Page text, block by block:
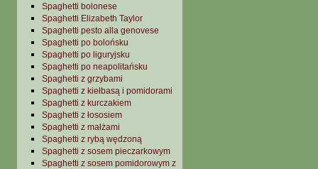
Spaghetti bolonese
Spaghetti Elizabeth Taylor
Spaghetti pesto alla genovese
Spaghetti po bolońsku
Spaghetti po liguryjsku
Spaghetti po neapolitańsku
Spaghetti z grzybami
Spaghetti z kiełbasą i pomidorami
Spaghetti z kurczakiem
Spaghetti z łososiem
Spaghetti z małżami
Spaghetti z rybą wędzoną
Spaghetti z sosem pieczarkowym
Spaghetti z sosem pomidorowym z